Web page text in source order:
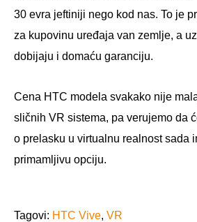
30 evra jeftiniji nego kod nas. To je
za kupovinu uređaja van zemlje, a
dobijaju i domaću garanciju.
Cena HTC modela svakako nije
sličnih VR sistema, pa verujemo da
o prelasku u virtualnu realnost sada
primamljivu opciju.
Tagovi: HTC Vive, VR